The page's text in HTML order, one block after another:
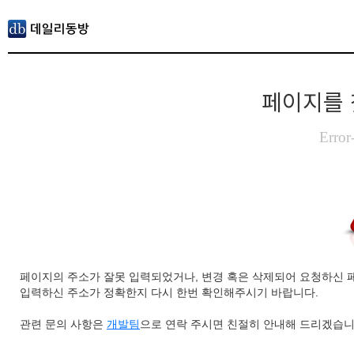
페이지를
페이지의 주소가 잘못 입력되었거나, 변경 혹은 삭제되어 요청하신
입력하신 주소가 정확한지 다시 한번 확인해주시기 바랍니다.
관련 문의 사항은 개발팀 으로 연락 주시면 친절히 안내해 드리겠습